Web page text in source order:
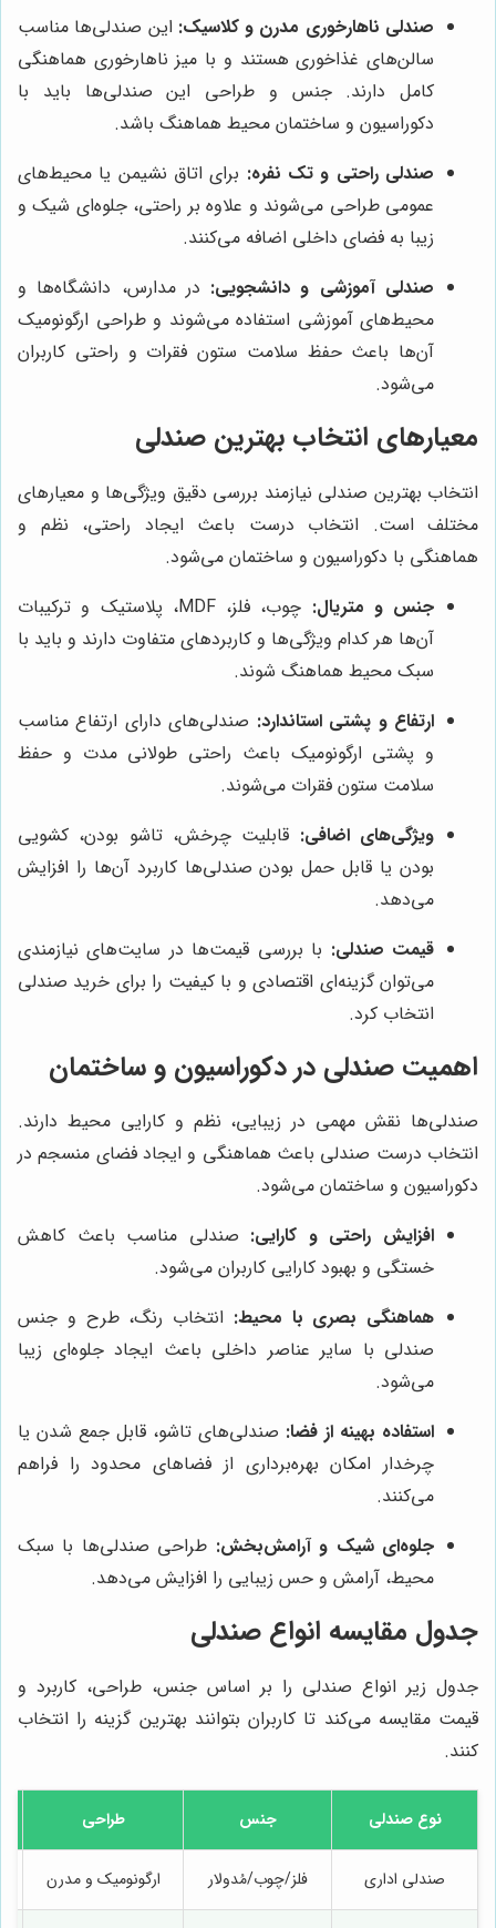
صندلی ناهارخوری مدرن و کلاسیک: این صندلی‌ها مناسب
سالن‌های غذاخوری هستند و با میز ناهارخوری هماهنگی
کامل دارند. جنس و طراحی این صندلی‌ها باید با
دکوراسیون و ساختمان محیط هماهنگ باشد.
صندلی راحتی و تک نفره: برای اتاق نشیمن یا محیط‌های
عمومی طراحی می‌شوند و علاوه بر راحتی، جلوه‌ای شیک و
زیبا به فضای داخلی اضافه می‌کنند.
صندلی آموزشی و دانشجویی: در مدارس، دانشگاه‌ها و
محیط‌های آموزشی استفاده می‌شوند و طراحی ارگونومیک
آن‌ها باعث حفظ سلامت ستون فقرات و راحتی کاربران
می‌شود.
معیارهای انتخاب بهترین صندلی
انتخاب بهترین صندلی نیازمند بررسی دقیق ویژگی‌ها و معیارهای
مختلف است. انتخاب درست باعث ایجاد راحتی، نظم و
هماهنگی با دکوراسیون و ساختمان می‌شود.
جنس و متریال:
چوب، فلز، MDF، پلاستیک و ترکیبات
آن‌ها هر کدام ویژگی‌ها و کاربردهای متفاوت دارند و باید با
سبک محیط هماهنگ شوند.
ارتفاع و پشتی استاندارد: صندلی‌های دارای ارتفاع مناسب
و پشتی ارگونومیک باعث راحتی طولانی مدت و حفظ
سلامت ستون فقرات می‌شوند.
ویژگی‌های اضافی: قابلیت چرخش، تاشو بودن، کشویی
بودن یا قابل حمل بودن صندلی‌ها کاربرد آن‌ها را افزایش
می‌دهد.
قیمت صندلی: با بررسی قیمت‌ها در سایت‌های نیازمندی
می‌توان گزینه‌ای اقتصادی و با کیفیت را برای خرید صندلی
انتخاب کرد.
اهمیت صندلی در دکوراسیون و ساختمان
صندلی‌ها نقش مهمی در زیبایی، نظم و کارایی محیط دارند.
انتخاب درست صندلی باعث هماهنگی و ایجاد فضای منسجم در
دکوراسیون و ساختمان می‌شود.
افزایش راحتی و کارایی: صندلی مناسب باعث کاهش
خستگی و بهبود کارایی کاربران می‌شود.
هماهنگی بصری با محیط: انتخاب رنگ، طرح و جنس
صندلی با سایر عناصر داخلی باعث ایجاد جلوه‌ای زیبا
می‌شود.
استفاده بهینه از فضا: صندلی‌های تاشو، قابل جمع شدن یا
چرخدار امکان بهره‌برداری از فضاهای محدود را فراهم
می‌کنند.
جلوه‌ای شیک و آرامش‌بخش: طراحی صندلی‌ها با سبک
محیط، آرامش و حس زیبایی را افزایش می‌دهد.
جدول مقایسه انواع صندلی
جدول زیر انواع صندلی را بر اساس جنس، طراحی، کاربرد و
قیمت مقایسه می‌کند تا کاربران بتوانند بهترین گزینه را انتخاب
کنند.
نوع صندلی جنس طراحی
صندلی اداری فلز/چوب/مُدولار ارگونومیک و مدرن